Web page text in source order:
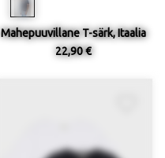
Mahepuuvillane T-särk, Itaalia
22,90 €